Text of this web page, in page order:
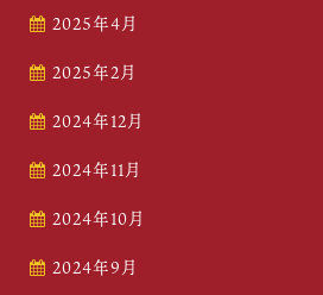
2025年4月
2025年2月
2024年12月
2024年11月
2024年10月
2024年9月